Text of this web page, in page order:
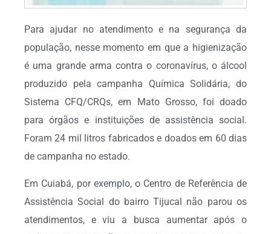
Para ajudar no atendimento e na segurança da
população, nesse momento em que a higienização
é uma grande arma contra o coronavírus, o álcool
produzido pela campanha Química Solidária, do
Sistema CFQ/CRQs, em Mato Grosso, foi doado
para órgãos e instituições de assistência social.
Foram 24 mil litros fabricados e doados em 60 dias
de campanha no estado.
Em Cuiabá, por exemplo, o Centro de Referência de
Assistência Social do bairro Tijucal não parou os
atendimentos, e viu a busca aumentar após o